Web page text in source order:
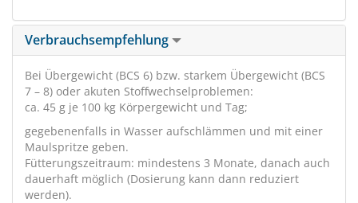
Verbrauchsempfehlung
Bei Übergewicht (BCS 6) bzw. starkem Übergewicht (BCS
7 – 8) oder akuten Stoffwechselproblemen:
ca. 45 g je 100 kg Körpergewicht und Tag;
gegebenenfalls in Wasser aufschlämmen und mit einer
Maulspritze geben.
Fütterungszeitraum: mindestens 3 Monate, danach auch
dauerhaft möglich (Dosierung kann dann reduziert
werden).